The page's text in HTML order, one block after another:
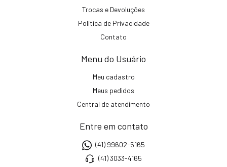
Trocas e Devoluções
Política de Privacidade
Contato
Menu do Usuário
Meu cadastro
Meus pedidos
Central de atendimento
Entre em contato
(41) 99602-5165
(41) 3033-4165